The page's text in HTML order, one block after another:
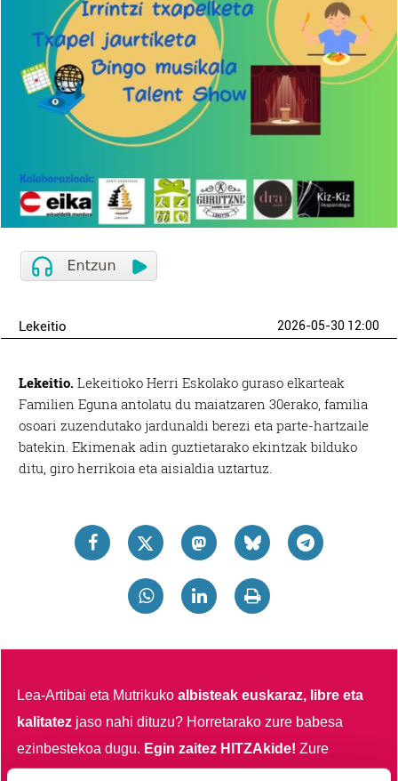
Lekeitio 2026-05-30 12:00
Lekeitio. Lekeitioko Herri Eskolako guraso elkarteak
Familien Eguna antolatu du maiatzaren 30erako, familia
osoari zuzendutako jardunaldi berezi eta parte-hartzaile
batekin. Ekimenak adin guztietarako ekintzak bilduko
ditu, giro herrikoia eta aisialdia uztartuz.
Lea-Artibai eta Mutrikukoalbisteak euskaraz, libre eta
kalitatez jaso nahi dituzu? Horretarako zure babesa
ezinbestekoa dugu. Egin zaitez HITZAkide!Zure